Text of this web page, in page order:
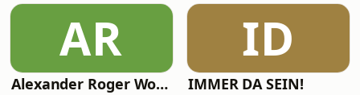
AR
Alexander Roger Wolf - 🎙 Get the Job – Der Podcast für starke Präsenz vor der Kamera & auf Social Media
ID
IMMER DA SEIN!